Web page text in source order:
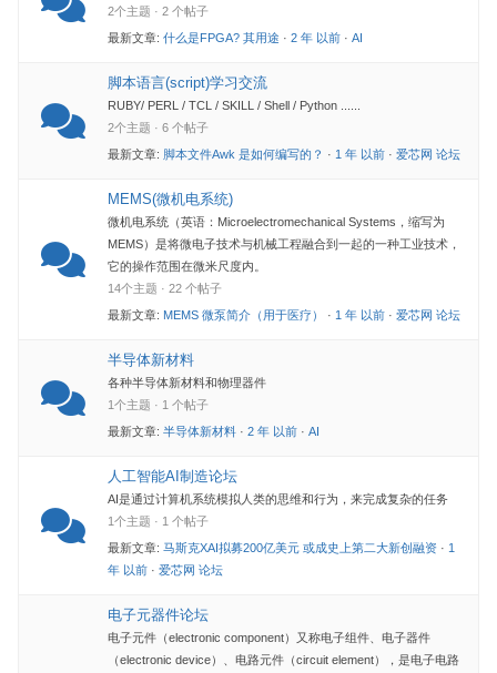
2个主题 · 2 个帖子
最新文章: 什么是FPGA? 其用途 · 2 年 以前 · AI
脚本语言(script)学习交流
RUBY/ PERL / TCL / SKILL / Shell / Python ......
2个主题 · 6 个帖子
最新文章: 脚本文件Awk 是如何编写的？ · 1 年 以前 · 爱芯网 论坛
MEMS(微机电系统)
微机电系统（英语：Microelectromechanical Systems，缩写为
MEMS）是将微电子技术与机械工程融合到一起的一种工业技术，
它的操作范围在微米尺度内。
14个主题 · 22 个帖子
最新文章: MEMS 微泵简介（用于医疗） · 1 年 以前 · 爱芯网 论坛
半导体新材料
各种半导体新材料和物理器件
1个主题 · 1 个帖子
最新文章: 半导体新材料 · 2 年 以前 · AI
人工智能AI制造论坛
AI是通过计算机系统模拟人类的思维和行为，来完成复杂的任务
1个主题 · 1 个帖子
最新文章: 马斯克XAI拟募200亿美元 或成史上第二大新创融资 · 1
年 以前 · 爱芯网 论坛
电子元器件论坛
电子元件（electronic component）又称电子组件、电子器件
（electronic device）、电路元件（circuit element），是电子电路